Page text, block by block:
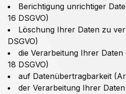
Berichtigung unrichtiger
16 DSGVO)
Löschung Ihrer Daten zu
DSGVO)
die Verarbeitung Ihrer
18 DSGVO)
auf Datenübertragbarkeit
der Verarbeitung Ihrer